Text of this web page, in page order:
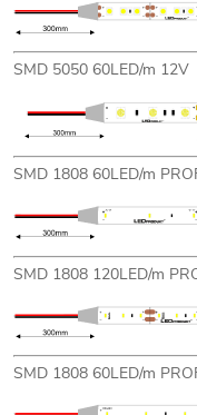
SMD 5050 60LED/m 12V
SMD 1808 60LED/m
SMD 1808 120LED/m
SMD 1808 60LED/m